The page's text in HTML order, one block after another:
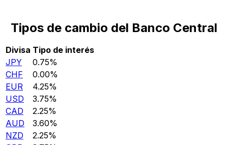
Tipos de cambio del Banco Central
Divisa Tipo de interés
JPY
0.75%
CHF
0.00%
EUR
4.25%
USD
3.75%
CAD
2.25%
AUD
3.60%
NZD
2.25%